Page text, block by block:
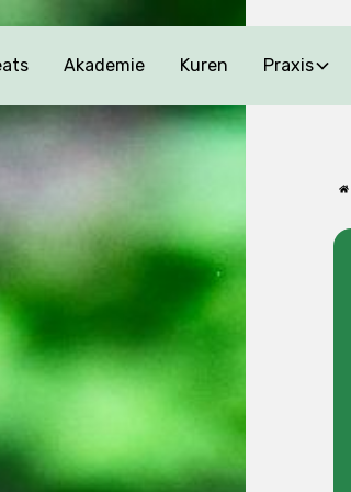
Akademie Kuren Praxis